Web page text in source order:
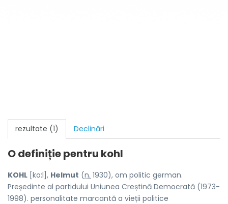
rezultate (1) Declinări
O definiție pentru kohl
KOHL [ko:l], Helmut (n. 1930), om politic german.
Președinte al partidului Uniunea Creștină Democrată (1973-
1998). personalitate marcantă a vieții politice